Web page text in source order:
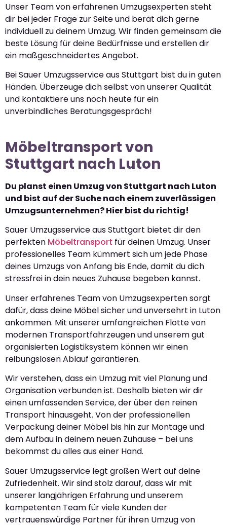
Unser Team von erfahrenen Umzugsexperten steht
dir bei jeder Frage zur Seite und berät dich gerne
individuell zu deinem Umzug. Wir finden gemeinsam die
beste Lösung für deine Bedürfnisse und erstellen dir
ein maßgeschneidertes Angebot.
Bei Sauer Umzugsservice aus Stuttgart bist du in guten
Händen. Überzeuge dich selbst von unserer Qualität
und kontaktiere uns noch heute für ein
unverbindliches Beratungsgespräch!
Möbeltransport von
Stuttgart nach Luton
Du planst einen Umzug von Stuttgart nach Luton
und bist auf der Suche nach einem zuverlässigen
Umzugsunternehmen? Hier bist du richtig!
Sauer Umzugsservice aus Stuttgart bietet dir den
perfekten Möbeltransport für deinen Umzug. Unser
professionelles Team kümmert sich um jede Phase
deines Umzugs von Anfang bis Ende, damit du dich
stressfrei in dein neues Zuhause begeben kannst.
Unser erfahrenes Team von Umzugsexperten sorgt
dafür, dass deine Möbel sicher und unversehrt in Luton
ankommen. Mit unserer umfangreichen Flotte von
modernen Transportfahrzeugen und unserem gut
organisierten Logistiksystem können wir einen
reibungslosen Ablauf garantieren.
Wir verstehen, dass ein Umzug mit viel Planung und
Organisation verbunden ist. Deshalb bieten wir dir
einen umfassenden Service, der über den reinen
Transport hinausgeht. Von der professionellen
Verpackung deiner Möbel bis hin zur Montage und
dem Aufbau in deinem neuen Zuhause – bei uns
bekommst du alles aus einer Hand.
Sauer Umzugsservice legt großen Wert auf deine
Zufriedenheit. Wir sind stolz darauf, dass wir mit
unserer langjährigen Erfahrung und unserem
kompetenten Team für viele Kunden der
vertrauenswürdige Partner für ihren Umzug von